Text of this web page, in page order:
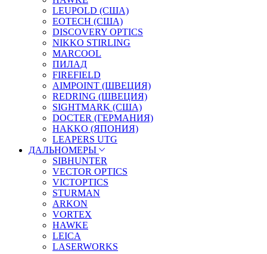
LEUPOLD (США)
EOTECH (США)
DISCOVERY OPTICS
NIKKO STIRLING
MARCOOL
ПИЛАД
FIREFIELD
AIMPOINT (ШВЕЦИЯ)
REDRING (ШВЕЦИЯ)
SIGHTMARK (США)
DOCTER (ГЕРМАНИЯ)
HAKKO (ЯПОНИЯ)
LEAPERS UTG
ДАЛЬНОМЕРЫ
SIBHUNTER
VECTOR OPTICS
VICTOPTICS
STURMAN
ARKON
VORTEX
HAWKE
LEICA
LASERWORKS